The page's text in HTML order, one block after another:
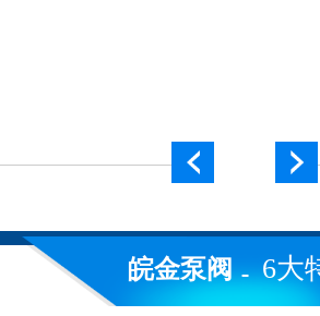
皖金泵阀 6大